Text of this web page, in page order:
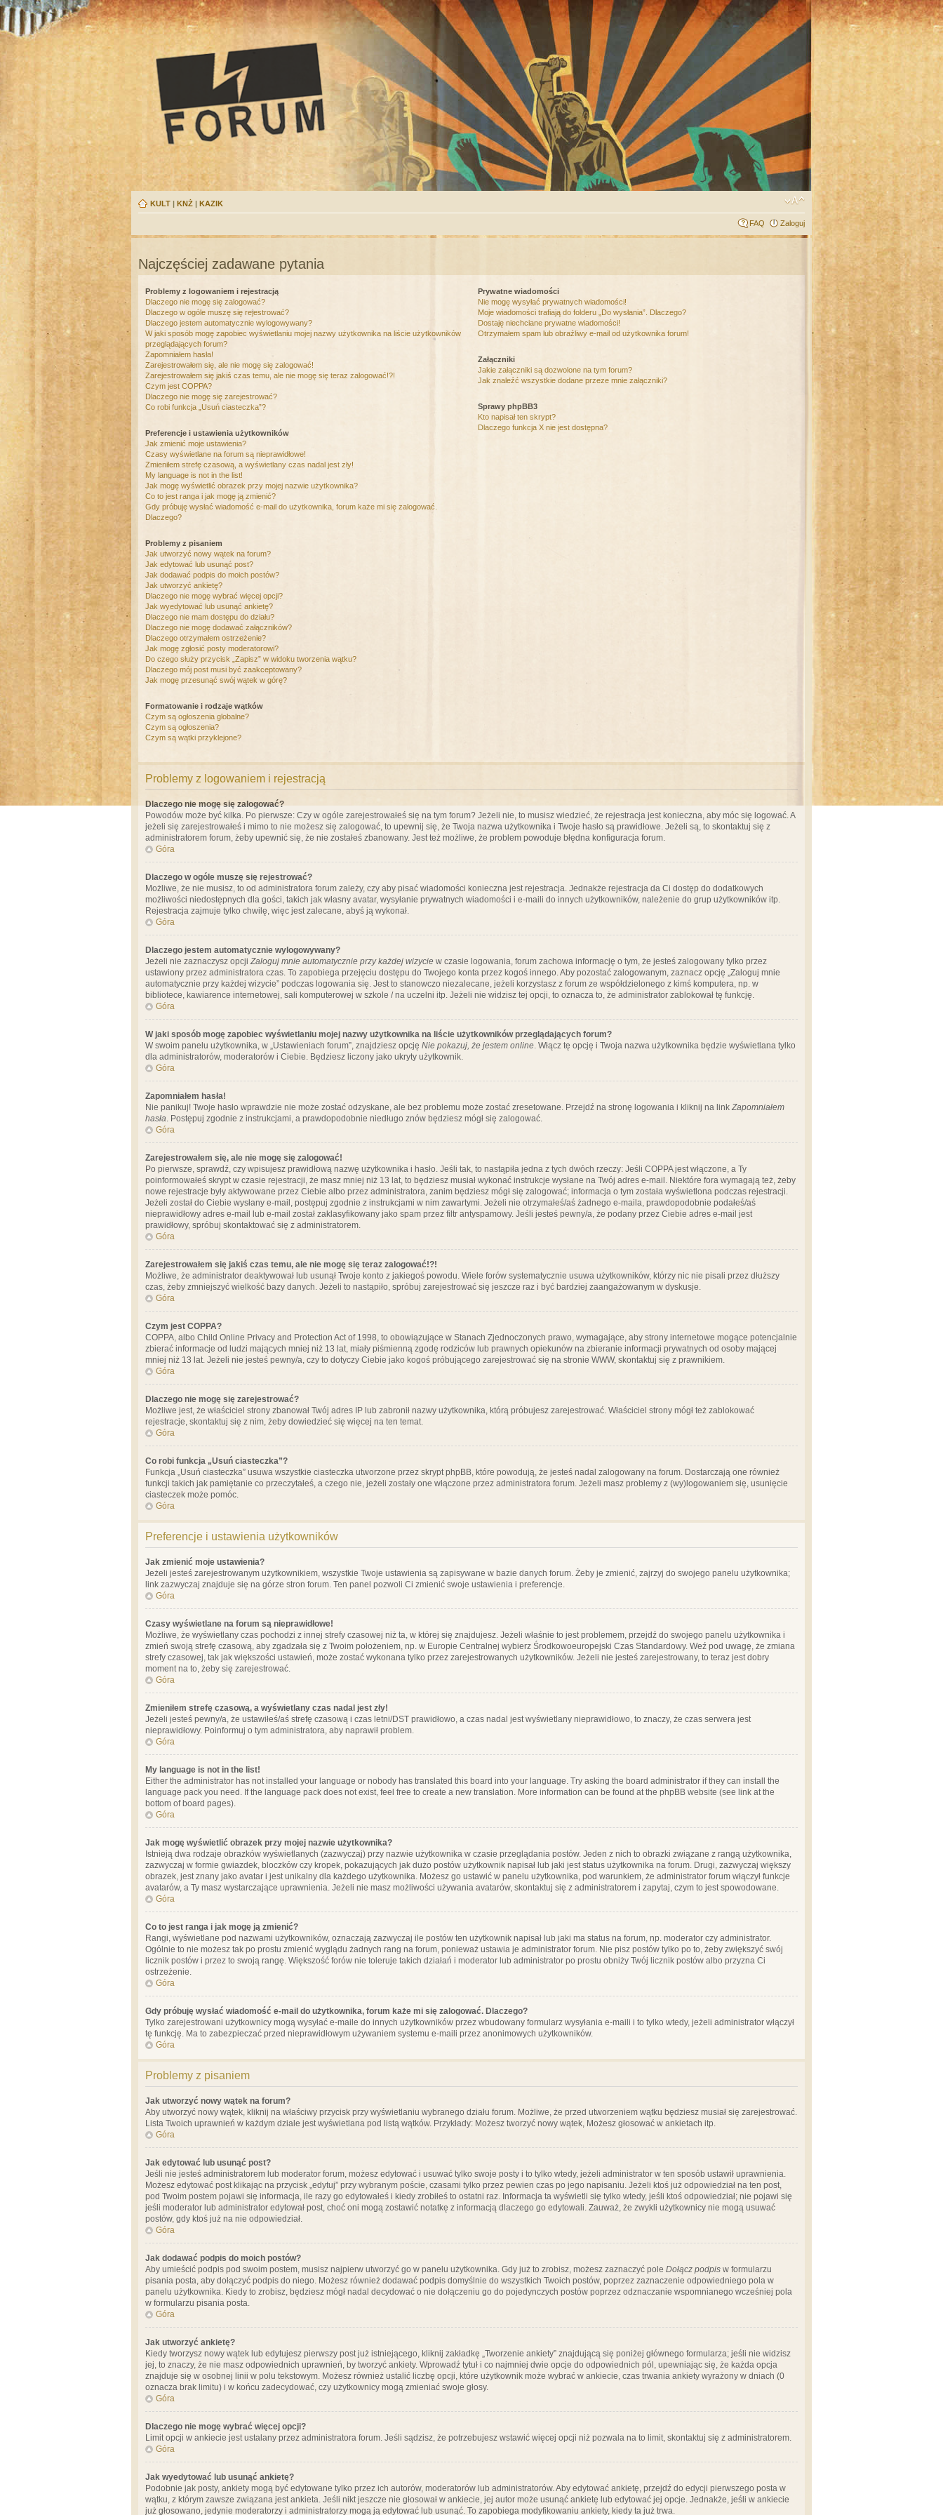
KULT | KNŻ | KAZIK
FAQ Zaloguj
Najczęściej zadawane pytania
Problemy z logowaniem i rejestracją
Dlaczego nie mogę się zalogować?
Dlaczego w ogóle muszę się rejestrować?
Dlaczego jestem automatycznie wylogowywany?
W jaki sposób mogę zapobiec wyświetlaniu mojej nazwy użytkownika na liście użytkowników
przeglądających forum?
Zapomniałem hasła!
Zarejestrowałem się, ale nie mogę się zalogować!
Zarejestrowałem się jakiś czas temu, ale nie mogę się teraz zalogować!?!
Czym jest COPPA?
Dlaczego nie mogę się zarejestrować?
Co robi funkcja „Usuń ciasteczka”?
Preferencje i ustawienia użytkowników
Jak zmienić moje ustawienia?
Czasy wyświetlane na forum są nieprawidłowe!
Zmieniłem strefę czasową, a wyświetlany czas nadal jest zły!
My language is not in the list!
Jak mogę wyświetlić obrazek przy mojej nazwie użytkownika?
Co to jest ranga i jak mogę ją zmienić?
Gdy próbuję wysłać wiadomość e-mail do użytkownika, forum każe mi się zalogować.
Dlaczego?
Problemy z pisaniem
Jak utworzyć nowy wątek na forum?
Jak edytować lub usunąć post?
Jak dodawać podpis do moich postów?
Jak utworzyć ankietę?
Dlaczego nie mogę wybrać więcej opcji?
Jak wyedytować lub usunąć ankietę?
Dlaczego nie mam dostępu do działu?
Dlaczego nie mogę dodawać załączników?
Dlaczego otrzymałem ostrzeżenie?
Jak mogę zgłosić posty moderatorowi?
Do czego służy przycisk „Zapisz” w widoku tworzenia wątku?
Dlaczego mój post musi być zaakceptowany?
Jak mogę przesunąć swój wątek w górę?
Formatowanie i rodzaje wątków
Czym są ogłoszenia globalne?
Czym są ogłoszenia?
Czym są wątki przyklejone?
Prywatne wiadomości
Nie mogę wysyłać prywatnych wiadomości!
Moje wiadomości trafiają do folderu „Do wysłania”. Dlaczego?
Dostaję niechciane prywatne wiadomości!
Otrzymałem spam lub obraźliwy e-mail od użytkownika forum!
Załączniki
Jakie załączniki są dozwolone na tym forum?
Jak znaleźć wszystkie dodane przeze mnie załączniki?
Sprawy phpBB3
Kto napisał ten skrypt?
Dlaczego funkcja X nie jest dostępna?
Problemy z logowaniem i rejestracją
Dlaczego nie mogę się zalogować?
Powodów może być kilka. Po pierwsze: Czy w ogóle zarejestrowałeś się na tym forum? Jeżeli nie, to musisz wiedzieć, że rejestracja jest konieczna, aby móc się logować. A
jeżeli się zarejestrowałeś i mimo to nie możesz się zalogować, to upewnij się, że Twoja nazwa użytkownika i Twoje hasło są prawidłowe. Jeżeli są, to skontaktuj się z
administratorem forum, żeby upewnić się, że nie zostałeś zbanowany. Jest też możliwe, że problem powoduje błędna konfiguracja forum.
Góra
Dlaczego w ogóle muszę się rejestrować?
Możliwe, że nie musisz, to od administratora forum zależy, czy aby pisać wiadomości konieczna jest rejestracja. Jednakże rejestracja da Ci dostęp do dodatkowych
możliwości niedostępnych dla gości, takich jak własny avatar, wysyłanie prywatnych wiadomości i e-maili do innych użytkowników, należenie do grup użytkowników itp.
Rejestracja zajmuje tylko chwilę, więc jest zalecane, abyś ją wykonał.
Góra
Dlaczego jestem automatycznie wylogowywany?
Jeżeli nie zaznaczysz opcji Zaloguj mnie automatycznie przy każdej wizycie w czasie logowania, forum zachowa informację o tym, że jesteś zalogowany tylko przez
ustawiony przez administratora czas. To zapobiega przejęciu dostępu do Twojego konta przez kogoś innego. Aby pozostać zalogowanym, zaznacz opcję „Zaloguj mnie
automatycznie przy każdej wizycie” podczas logowania się. Jest to stanowczo niezalecane, jeżeli korzystasz z forum ze współdzielonego z kimś komputera, np. w
bibliotece, kawiarence internetowej, sali komputerowej w szkole / na uczelni itp. Jeżeli nie widzisz tej opcji, to oznacza to, że administrator zablokował tę funkcję.
Góra
W jaki sposób mogę zapobiec wyświetlaniu mojej nazwy użytkownika na liście użytkowników przeglądających forum?
W swoim panelu użytkownika, w „Ustawieniach forum”, znajdziesz opcję Nie pokazuj, że jestem online. Włącz tę opcję i Twoja nazwa użytkownika będzie wyświetlana tylko
dla administratorów, moderatorów i Ciebie. Będziesz liczony jako ukryty użytkownik.
Góra
Zapomniałem hasła!
Nie panikuj! Twoje hasło wprawdzie nie może zostać odzyskane, ale bez problemu może zostać zresetowane. Przejdź na stronę logowania i kliknij na link Zapomniałem
hasła. Postępuj zgodnie z instrukcjami, a prawdopodobnie niedługo znów będziesz mógł się zalogować.
Góra
Zarejestrowałem się, ale nie mogę się zalogować!
Po pierwsze, sprawdź, czy wpisujesz prawidłową nazwę użytkownika i hasło. Jeśli tak, to nastąpiła jedna z tych dwóch rzeczy: Jeśli COPPA jest włączone, a Ty
poinformowałeś skrypt w czasie rejestracji, że masz mniej niż 13 lat, to będziesz musiał wykonać instrukcje wysłane na Twój adres e-mail. Niektóre fora wymagają też, żeby
nowe rejestracje były aktywowane przez Ciebie albo przez administratora, zanim będziesz mógł się zalogować; informacja o tym została wyświetlona podczas rejestracji.
Jeżeli został do Ciebie wysłany e-mail, postępuj zgodnie z instrukcjami w nim zawartymi. Jeżeli nie otrzymałeś/aś żadnego e-maila, prawdopodobnie podałeś/aś
nieprawidłowy adres e-mail lub e-mail został zaklasyfikowany jako spam przez filtr antyspamowy. Jeśli jesteś pewny/a, że podany przez Ciebie adres e-mail jest
prawidłowy, spróbuj skontaktować się z administratorem.
Góra
Zarejestrowałem się jakiś czas temu, ale nie mogę się teraz zalogować!?!
Możliwe, że administrator deaktywował lub usunął Twoje konto z jakiegoś powodu. Wiele forów systematycznie usuwa użytkowników, którzy nic nie pisali przez dłuższy
czas, żeby zmniejszyć wielkość bazy danych. Jeżeli to nastąpiło, spróbuj zarejestrować się jeszcze raz i być bardziej zaangażowanym w dyskusje.
Góra
Czym jest COPPA?
COPPA, albo Child Online Privacy and Protection Act of 1998, to obowiązujące w Stanach Zjednoczonych prawo, wymagające, aby strony internetowe mogące potencjalnie
zbierać informacje od ludzi mających mniej niż 13 lat, miały piśmienną zgodę rodziców lub prawnych opiekunów na zbieranie informacji prywatnych od osoby mającej
mniej niż 13 lat. Jeżeli nie jesteś pewny/a, czy to dotyczy Ciebie jako kogoś próbującego zarejestrować się na stronie WWW, skontaktuj się z prawnikiem.
Góra
Dlaczego nie mogę się zarejestrować?
Możliwe jest, że właściciel strony zbanował Twój adres IP lub zabronił nazwy użytkownika, którą próbujesz zarejestrować. Właściciel strony mógł też zablokować
rejestracje, skontaktuj się z nim, żeby dowiedzieć się więcej na ten temat.
Góra
Co robi funkcja „Usuń ciasteczka”?
Funkcja „Usuń ciasteczka” usuwa wszystkie ciasteczka utworzone przez skrypt phpBB, które powodują, że jesteś nadal zalogowany na forum. Dostarczają one również
funkcji takich jak pamiętanie co przeczytałeś, a czego nie, jeżeli zostały one włączone przez administratora forum. Jeżeli masz problemy z (wy)logowaniem się, usunięcie
ciasteczek może pomóc.
Góra
Preferencje i ustawienia użytkowników
Jak zmienić moje ustawienia?
Jeżeli jesteś zarejestrowanym użytkownikiem, wszystkie Twoje ustawienia są zapisywane w bazie danych forum. Żeby je zmienić, zajrzyj do swojego panelu użytkownika;
link zazwyczaj znajduje się na górze stron forum. Ten panel pozwoli Ci zmienić swoje ustawienia i preferencje.
Góra
Czasy wyświetlane na forum są nieprawidłowe!
Możliwe, że wyświetlany czas pochodzi z innej strefy czasowej niż ta, w której się znajdujesz. Jeżeli właśnie to jest problemem, przejdź do swojego panelu użytkownika i
zmień swoją strefę czasową, aby zgadzała się z Twoim położeniem, np. w Europie Centralnej wybierz Środkowoeuropejski Czas Standardowy. Weź pod uwagę, że zmiana
strefy czasowej, tak jak większości ustawień, może zostać wykonana tylko przez zarejestrowanych użytkowników. Jeżeli nie jesteś zarejestrowany, to teraz jest dobry
moment na to, żeby się zarejestrować.
Góra
Zmieniłem strefę czasową, a wyświetlany czas nadal jest zły!
Jeżeli jesteś pewny/a, że ustawiłeś/aś strefę czasową i czas letni/DST prawidłowo, a czas nadal jest wyświetlany nieprawidłowo, to znaczy, że czas serwera jest
nieprawidłowy. Poinformuj o tym administratora, aby naprawił problem.
Góra
My language is not in the list!
Either the administrator has not installed your language or nobody has translated this board into your language. Try asking the board administrator if they can install the
language pack you need. If the language pack does not exist, feel free to create a new translation. More information can be found at the phpBB website (see link at the
bottom of board pages).
Góra
Jak mogę wyświetlić obrazek przy mojej nazwie użytkownika?
Istnieją dwa rodzaje obrazków wyświetlanych (zazwyczaj) przy nazwie użytkownika w czasie przeglądania postów. Jeden z nich to obrazki związane z rangą użytkownika,
zazwyczaj w formie gwiazdek, bloczków czy kropek, pokazujących jak dużo postów użytkownik napisał lub jaki jest status użytkownika na forum. Drugi, zazwyczaj większy
obrazek, jest znany jako avatar i jest unikalny dla każdego użytkownika. Możesz go ustawić w panelu użytkownika, pod warunkiem, że administrator forum włączył funkcje
avatarów, a Ty masz wystarczające uprawnienia. Jeżeli nie masz możliwości używania avatarów, skontaktuj się z administratorem i zapytaj, czym to jest spowodowane.
Góra
Co to jest ranga i jak mogę ją zmienić?
Rangi, wyświetlane pod nazwami użytkowników, oznaczają zazwyczaj ile postów ten użytkownik napisał lub jaki ma status na forum, np. moderator czy administrator.
Ogólnie to nie możesz tak po prostu zmienić wyglądu żadnych rang na forum, ponieważ ustawia je administrator forum. Nie pisz postów tylko po to, żeby zwiększyć swój
licznik postów i przez to swoją rangę. Większość forów nie toleruje takich działań i moderator lub administrator po prostu obniży Twój licznik postów albo przyzna Ci
ostrzeżenie.
Góra
Gdy próbuję wysłać wiadomość e-mail do użytkownika, forum każe mi się zalogować. Dlaczego?
Tylko zarejestrowani użytkownicy mogą wysyłać e-maile do innych użytkowników przez wbudowany formularz wysyłania e-maili i to tylko wtedy, jeżeli administrator włączył
tę funkcję. Ma to zabezpieczać przed nieprawidłowym używaniem systemu e-maili przez anonimowych użytkowników.
Góra
Problemy z pisaniem
Jak utworzyć nowy wątek na forum?
Aby utworzyć nowy wątek, kliknij na właściwy przycisk przy wyświetlaniu wybranego działu forum. Możliwe, że przed utworzeniem wątku będziesz musiał się zarejestrować.
Lista Twoich uprawnień w każdym dziale jest wyświetlana pod listą wątków. Przykłady: Możesz tworzyć nowy wątek, Możesz głosować w ankietach itp.
Góra
Jak edytować lub usunąć post?
Jeśli nie jesteś administratorem lub moderator forum, możesz edytować i usuwać tylko swoje posty i to tylko wtedy, jeżeli administrator w ten sposób ustawił uprawnienia.
Możesz edytować post klikając na przycisk „edytuj” przy wybranym poście, czasami tylko przez pewien czas po jego napisaniu. Jeżeli ktoś już odpowiedział na ten post,
pod Twoim postem pojawi się informacja, ile razy go edytowałeś i kiedy zrobiłeś to ostatni raz. Informacja ta wyświetli się tylko wtedy, jeśli ktoś odpowiedział; nie pojawi się
jeśli moderator lub administrator edytował post, choć oni mogą zostawić notatkę z informacją dlaczego go edytowali. Zauważ, że zwykli użytkownicy nie mogą usuwać
postów, gdy ktoś już na nie odpowiedział.
Góra
Jak dodawać podpis do moich postów?
Aby umieścić podpis pod swoim postem, musisz najpierw utworzyć go w panelu użytkownika. Gdy już to zrobisz, możesz zaznaczyć pole Dołącz podpis w formularzu
pisania posta, aby dołączyć podpis do niego. Możesz również dodawać podpis domyślnie do wszystkich Twoich postów, poprzez zaznaczenie odpowiedniego pola w
panelu użytkownika. Kiedy to zrobisz, będziesz mógł nadal decydować o nie dołączeniu go do pojedynczych postów poprzez odznaczanie wspomnianego wcześniej pola
w formularzu pisania posta.
Góra
Jak utworzyć ankietę?
Kiedy tworzysz nowy wątek lub edytujesz pierwszy post już istniejącego, kliknij zakładkę „Tworzenie ankiety” znajdującą się poniżej głównego formularza; jeśli nie widzisz
jej, to znaczy, że nie masz odpowiednich uprawnień, by tworzyć ankiety. Wprowadź tytuł i co najmniej dwie opcje do odpowiednich pól, upewniając się, że każda opcja
znajduje się w osobnej linii w polu tekstowym. Możesz również ustalić liczbę opcji, które użytkownik może wybrać w ankiecie, czas trwania ankiety wyrażony w dniach (0
oznacza brak limitu) i w końcu zadecydować, czy użytkownicy mogą zmieniać swoje głosy.
Góra
Dlaczego nie mogę wybrać więcej opcji?
Limit opcji w ankiecie jest ustalany przez administratora forum. Jeśli sądzisz, że potrzebujesz wstawić więcej opcji niż pozwala na to limit, skontaktuj się z administratorem.
Góra
Jak wyedytować lub usunąć ankietę?
Podobnie jak posty, ankiety mogą być edytowane tylko przez ich autorów, moderatorów lub administratorów. Aby edytować ankietę, przejdź do edycji pierwszego posta w
wątku, z którym zawsze związana jest ankieta. Jeśli nikt jeszcze nie głosował w ankiecie, jej autor może usunąć ankietę lub edytować jej opcje. Jednakże, jeśli w ankiecie
już głosowano, jedynie moderatorzy i administratorzy mogą ją edytować lub usunąć. To zapobiega modyfikowaniu ankiety, kiedy ta już trwa.